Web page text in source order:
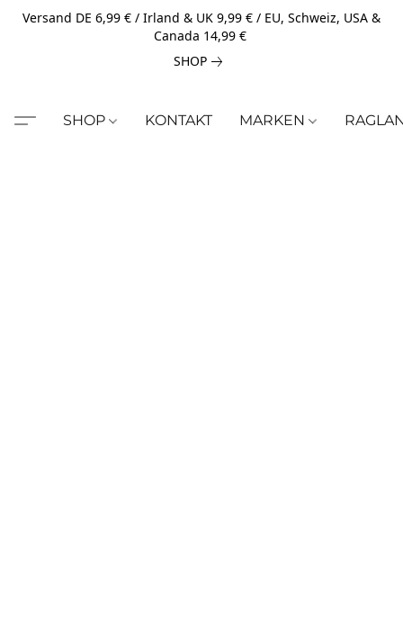
Versand DE 6,99 € / Irland & UK 9,99 € / EU, Schweiz, USA &
Canada 14,99 €
SHOP
SHOP KONTAKT MARKEN